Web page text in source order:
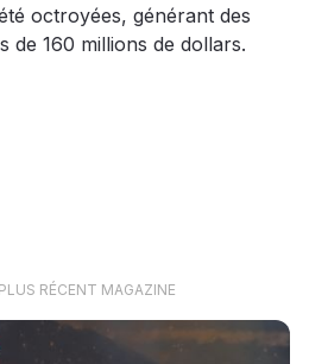
octroyées, générant des
de 160 millions de dollars.
RÉCENT MAGAZINE